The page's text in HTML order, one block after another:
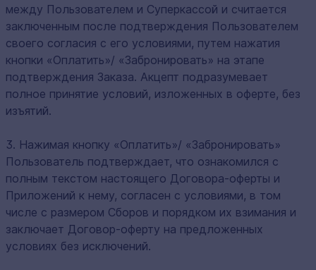
между Пользователем и Суперкассой и считается
заключенным после подтверждения Пользователем
своего согласия с его условиями, путем нажатия
кнопки «Оплатить»/ «Забронировать» на этапе
подтверждения Заказа. Акцепт подразумевает
полное принятие условий, изложенных в оферте, без
изъятий.
3. Нажимая кнопку «Оплатить»/ «Забронировать»
Пользователь подтверждает, что ознакомился с
полным текстом настоящего Договора-оферты и
Приложений к нему, согласен с условиями, в том
числе с размером Сборов и порядком их взимания и
заключает Договор-оферту на предложенных
условиях без исключений.